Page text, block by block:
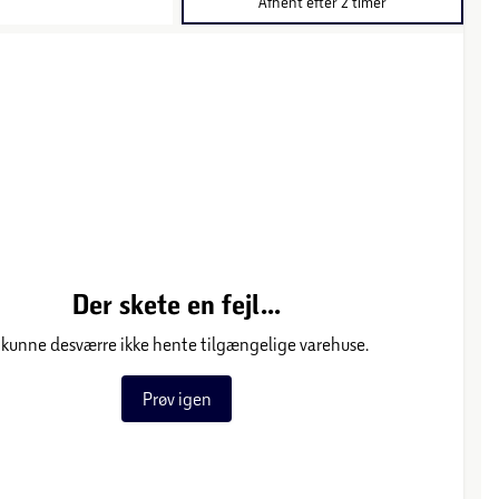
Der skete en fejl...
kunne desværre ikke hente tilgængelige varehuse.
Prøv igen